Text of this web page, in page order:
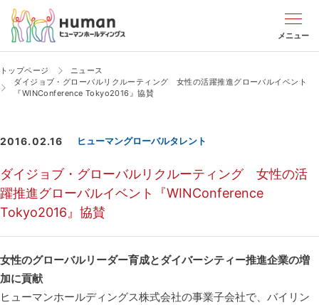
メニュー
トップページ
ニュース
ダイジョブ・グローバルリクルーティング 女性の活躍推進グローバルイベント
『WINConference Tokyo2016』協賛
2016.02.16 ヒューマングローバルタレント
ダイジョブ・グローバルリクルーティング 女性の活
躍推進グローバルイベント『WINConference
Tokyo2016』協賛
女性のグローバルリーダー育成とダイバーシティー推進企業の増
加に貢献
ヒューマンホールディングス株式会社の事業子会社で、バイリン